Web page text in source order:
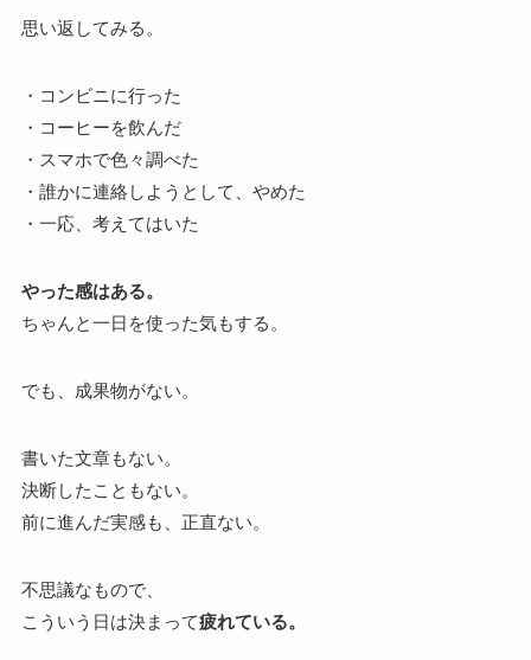
思い返してみる。
・コンビニに行った
・コーヒーを飲んだ
・スマホで色々調べた
・誰かに連絡しようとして、やめた
・一応、考えてはいた
やった感はある。
ちゃんと一日を使った気もする。
でも、成果物がない。
書いた文章もない。
決断したこともない。
前に進んだ実感も、正直ない。
不思議なもので、
こういう日は決まって疲れている。